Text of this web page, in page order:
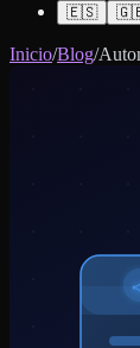
🇪🇸
Inicio/Blog/